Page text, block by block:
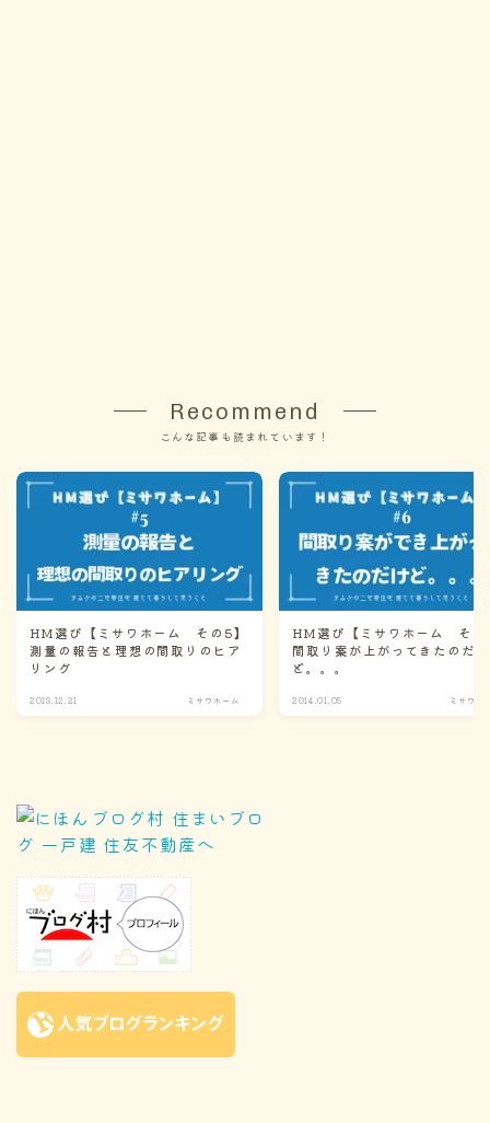
Recommend
こんな記事も読まれています！
HM選び【ミサワホーム その5】
測量の報告と理想の間取りのヒア
リング
2013.12.21 ミサワホーム
HM選び【ミサワホーム そ
間取り案が上がってきたのだけ
ど。。。
2014.01.05 ミサワホ